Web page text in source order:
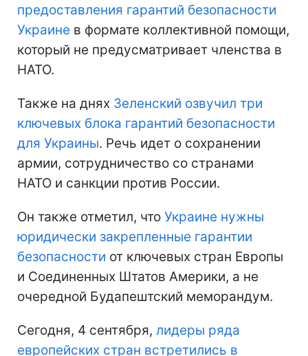
предоставления гарантий безопасности
Украине в формате коллективной помощи,
который не предусматривает членства в
НАТО.
Также на днях Зеленский озвучил три
ключевых блока гарантий безопасности
для Украины. Речь идет о сохранении
армии, сотрудничество со странами
НАТО и санкции против России.
Он также отметил, что Украине нужны
юридически закрепленные гарантии
безопасности от ключевых стран Европы
и Соединенных Штатов Америки, а не
очередной Будапештский меморандум.
Сегодня, 4 сентября, лидеры ряда
европейских стран встретились в